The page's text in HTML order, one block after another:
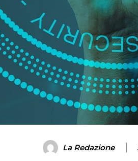
La Redazione